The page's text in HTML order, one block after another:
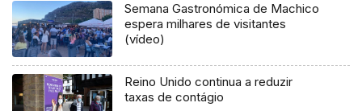
Semana Gastronómica de Machico
espera milhares de visitantes
(vídeo)
Reino Unido continua a reduzir
taxas de contágio